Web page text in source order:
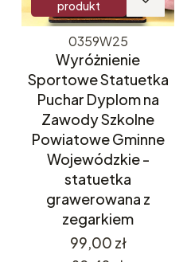
produkt
0359W25
Wyróżnienie
Sportowe Statuetka
Puchar Dyplom na
Zawody Szkolne
Powiatowe Gminne
Wojewódzkie -
statuetka
grawerowana z
zegarkiem
Cena
99,00 zł